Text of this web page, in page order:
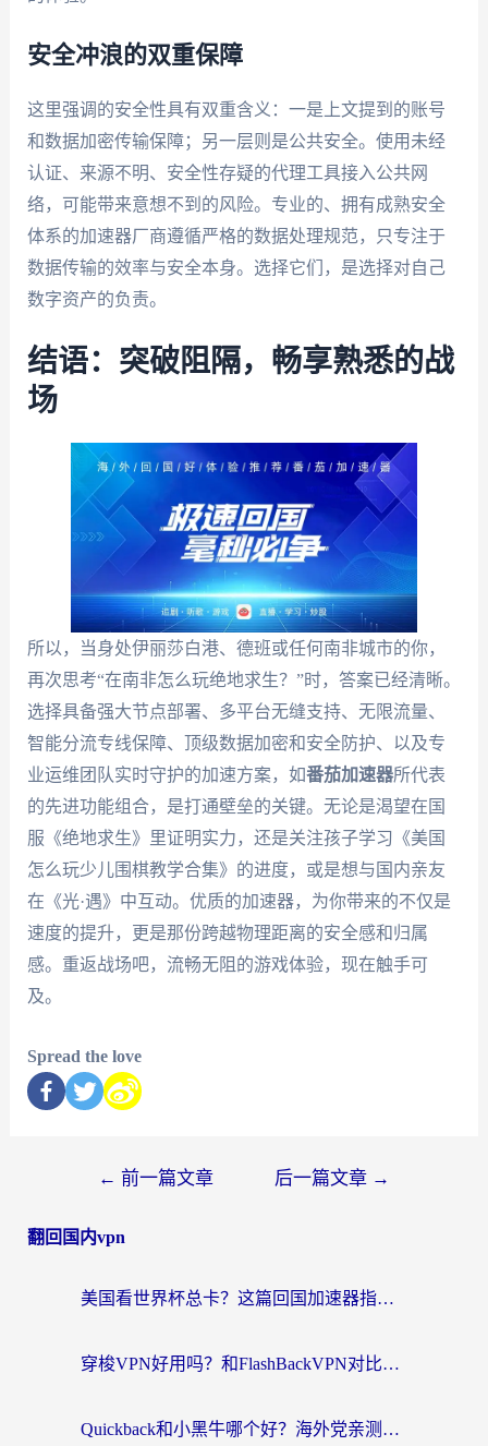
安全冲浪的双重保障
这里强调的安全性具有双重含义：一是上文提到的账号
和数据加密传输保障；另一层则是公共安全。使用未经
认证、来源不明、安全性存疑的代理工具接入公共网
络，可能带来意想不到的风险。专业的、拥有成熟安全
体系的加速器厂商遵循严格的数据处理规范，只专注于
数据传输的效率与安全本身。选择它们，是选择对自己
数字资产的负责。
结语：突破阻隔，畅享熟悉的战
场
所以，当身处伊丽莎白港、德班或任何南非城市的你，
再次思考“在南非怎么玩绝地求生？”时，答案已经清晰。
选择具备强大节点部署、多平台无缝支持、无限流量、
智能分流专线保障、顶级数据加密和安全防护、以及专
业运维团队实时守护的加速方案，如番茄加速器所代表
的先进功能组合，是打通壁垒的关键。无论是渴望在国
服《绝地求生》里证明实力，还是关注孩子学习《美国
怎么玩少儿围棋教学合集》的进度，或是想与国内亲友
在《光·遇》中互动。优质的加速器，为你带来的不仅是
速度的提升，更是那份跨越物理距离的安全感和归属
感。重返战场吧，流畅无阻的游戏体验，现在触手可
及。
Spread the love
← 前一篇文章 后一篇文章 →
翻回国内vpn
美国看世界杯总卡？这篇回国加速器指南帮你无缝刷国内资源（附苹果手机VPN设置步骤）
穿梭VPN好用吗？和FlashBackVPN对比哪个回国效果更好？
Quickback和小黑牛哪个好？海外党亲测指南，选对回国加速器秒回国内